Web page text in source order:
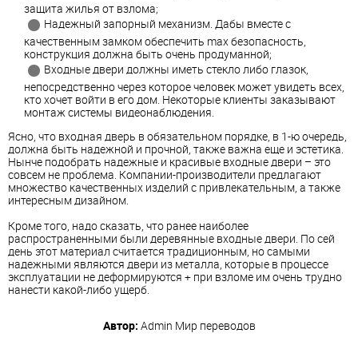
защита жилья от взлома;
Надежный запорный механизм. Дабы вместе с
качественным замком обеспечить max безопасность,
конструкция должна быть очень продуманной;
Входные двери должны иметь стекло либо глазок,
непосредственно через которое человек может увидеть всех,
кто хочет войти в его дом. Некоторые клиенты заказывают
монтаж системы видеонаблюдения.
Ясно, что входная дверь в обязательном порядке, в 1-ю очередь,
должна быть надежной и прочной, также важна еще и эстетика.
Нынче подобрать надежные и красивые входные двери – это
совсем не проблема. Компании-производители предлагают
множество качественных изделий с привлекательным, а также
интересным дизайном.
Кроме того, надо сказать, что ранее наиболее
распространенными были деревянные входные двери. По сей
день этот материал считается традиционным, но самыми
надежными являются двери из металла, которые в процессе
эксплуатации не деформируются + при взломе им очень трудно
нанести какой-либо ущерб.
Автор: Admin Мир переводов